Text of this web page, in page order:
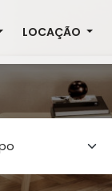
LOCAÇÃO